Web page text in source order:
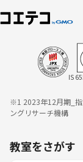
IS
※1 2023年12月期_指
ングリサーチ機構
教室をさがす